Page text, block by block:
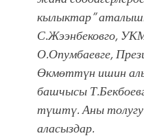
болмок”
кылыктар”
С.Жээнбековго,
О.Опумбаевге,
Өкмөттүн ишин
башчысы
түштү. Аны толугу
аласыздар.